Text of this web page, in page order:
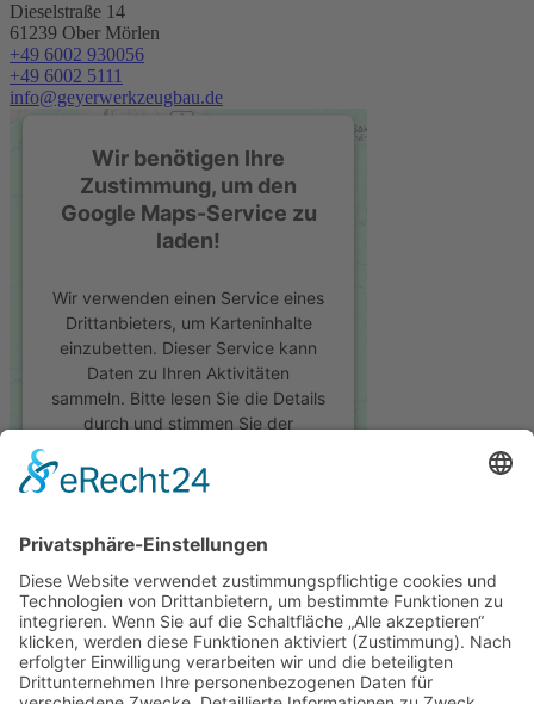
Dieselstraße 14
61239 Ober Mörlen
+49 6002 930056
+49 6002 5111
info@geyerwerkzeugbau.de
Wir benötigen Ihre
Zustimmung, um den
Google Maps-Service zu
laden!
Wir verwenden einen Service eines
Drittanbieters, um Karteninhalte
einzubetten. Dieser Service kann
Daten zu Ihren Aktivitäten
sammeln. Bitte lesen Sie die Details
durch und stimmen Sie der
Karte anzuzeigen.
Mehr Informationen
Akzeptieren
powered byUsercentrics Consent
Management Platform&eRecht24
Impressum
Datenschutz
Produktanfrage
Anrede